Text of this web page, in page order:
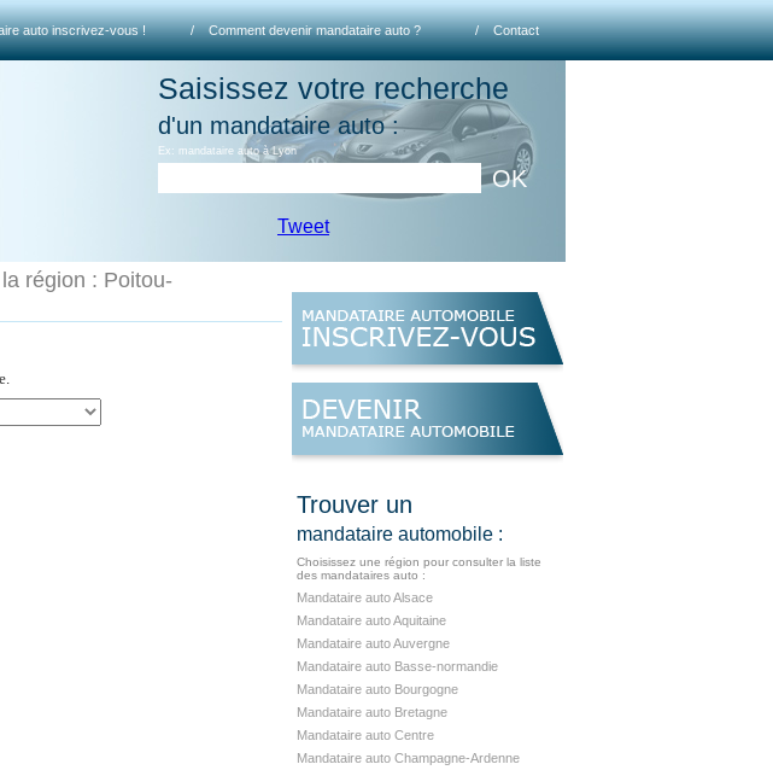
auto inscrivez-vous ! / Comment devenir mandataire auto ? / Contact
Saisissez votre recherche
d'un mandataire auto :
Ex: mandataire auto à Lyon
OK
Tweet
région : Poitou-
Trouver un
mandataire automobile :
Choisissez une région pour consulter la liste
des mandataires auto :
Mandataire auto Alsace
Mandataire auto Aquitaine
Mandataire auto Auvergne
Mandataire auto Basse-normandie
Mandataire auto Bourgogne
Mandataire auto Bretagne
Mandataire auto Centre
Mandataire auto Champagne-Ardenne